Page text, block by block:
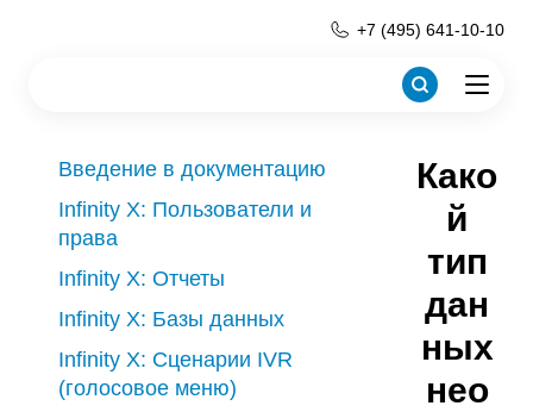
+7 (495) 641-10-10
Введение в документацию
Infinity X: Пользователи и
права
Infinity X: Отчеты
Infinity X: Базы данных
Infinity X: Сценарии IVR
(голосовое меню)
Како
й
тип
дан
ных
нео